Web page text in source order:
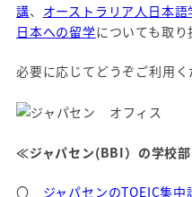
講、 オーストラリア人日本
日本への留学についても取り
必要に応じてどうぞご利用く
≪ジャパセン(BBI）の学校
〇 ジャパセンのTOEIC集